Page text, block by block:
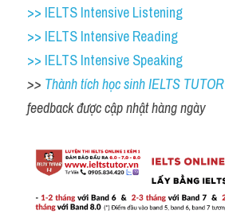
>> IELTS Intensive Listening
>> IELTS Intensive Reading
>> IELTS Intensive Speaking
>> Thành tích học sinh IELTS TUTOR
feedback được cập nhật hàng ngày